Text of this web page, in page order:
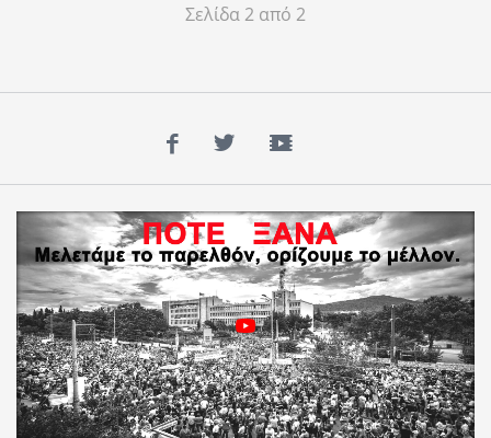
Σελίδα 2 από 2
Facebook
TwitterYouTube